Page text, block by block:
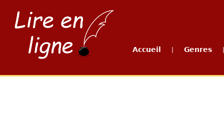
Accueil Genres